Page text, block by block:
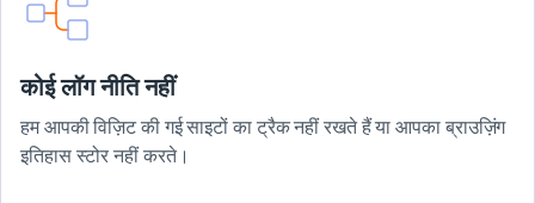
कोई लॉग नीति नहीं
हम आपकी विज़िट की गई साइटों का ट्रैक नहीं रखते हैं या आपका ब्राउज़िंग
इतिहास स्टोर नहीं करते।